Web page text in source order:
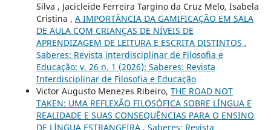
Silva , Jacicleide Ferreira Targino da Cruz Melo, Isabela
Cristina , A IMPORTÂNCIA DA GAMIFICAÇÃO EM SALA
DE AULA COM CRIANÇAS DE NÍVEIS DE
APRENDIZAGEM DE LEITURA E ESCRITA DISTINTOS ,
Saberes: Revista interdisciplinar de Filosofia e
Educação: v. 26 n. 1 (2026): Saberes: Revista
Interdisciplinar de Filosofia e Educação
Victor Augusto Menezes Ribeiro, THE ROAD NOT
TAKEN: UMA REFLEXÃO FILOSÓFICA SOBRE LÍNGUA E
REALIDADE E SUAS CONSEQUÊNCIAS PARA O ENSINO
DE LÍNGUA ESTRANGEIRA , Saberes: Revista